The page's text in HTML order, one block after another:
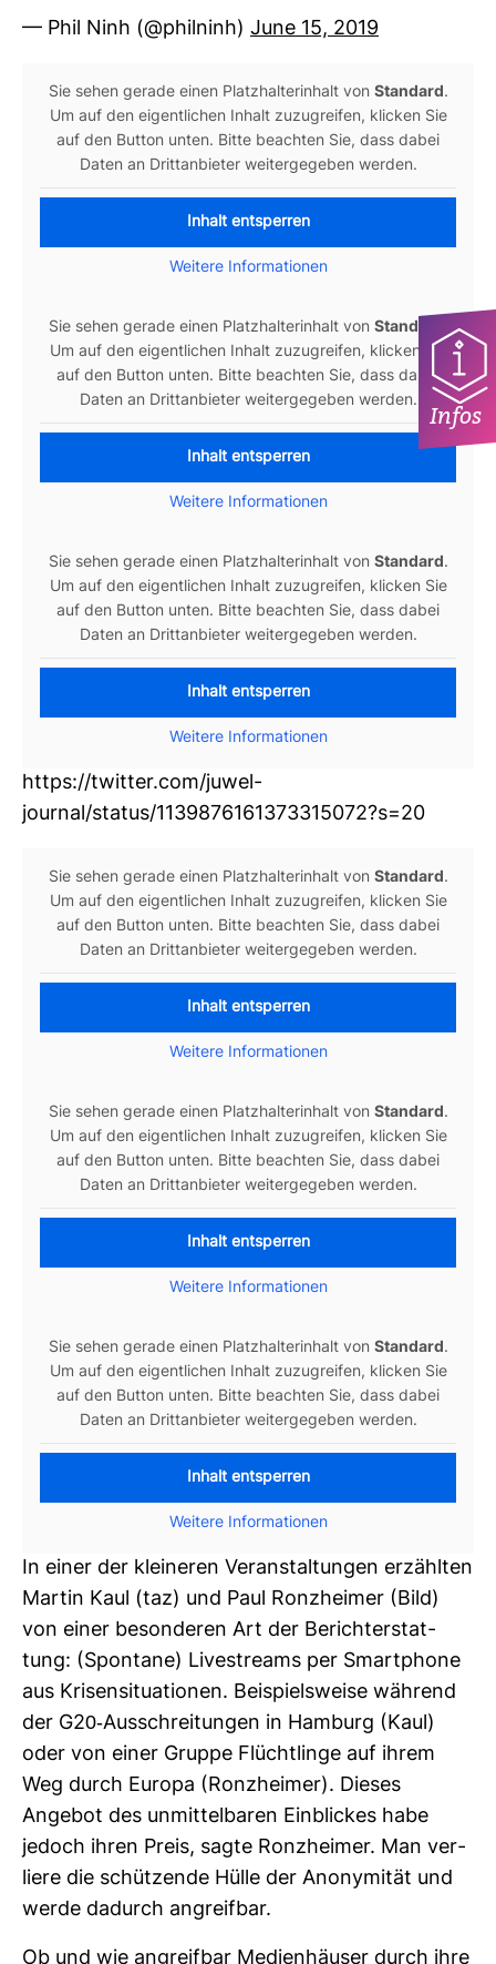
— Phil Ninh (@philninh) June 15, 2019
Sie sehen gerade einen Platz­hal­ter­in­halt von Stan­dard .
Um auf den eigent­li­chen Inhalt zuzu­greifen, kli­cken Sie
auf den Button unten. Bitte beachten Sie, dass dabei
Daten an Dritt­an­bieter wei­ter­ge­geben werden.
Inhalt entsperren
Wei­tere Infor­ma­tionen
Sie sehen gerade einen Platz­hal­ter­in­halt von Stan­dard
Um auf den eigent­li­chen Inhalt zuzu­greifen, kli­cken Sie
auf den Button unten. Bitte beachten Sie, dass dabei
Daten an Dritt­an­bieter wei­ter­ge­geben werden.
Inhalt entsperren
Wei­tere Infor­ma­tionen
Sie sehen gerade einen Platz­hal­ter­in­halt von Stan­dard .
Um auf den eigent­li­chen Inhalt zuzu­greifen, kli­cken Sie
auf den Button unten. Bitte beachten Sie, dass dabei
Daten an Dritt­an­bieter wei­ter­ge­geben werden.
Inhalt entsperren
Wei­tere Infor­ma­tionen
https://twitter.com/juwel­
journal/status/1139876161373315072?s=20
Sie sehen gerade einen Platz­hal­ter­in­halt von Stan­dard .
Um auf den eigent­li­chen Inhalt zuzu­greifen, kli­cken Sie
auf den Button unten. Bitte beachten Sie, dass dabei
Daten an Dritt­an­bieter wei­ter­ge­geben werden.
Inhalt entsperren
Wei­tere Infor­ma­tionen
Sie sehen gerade einen Platz­hal­ter­in­halt von Stan­dard .
Um auf den eigent­li­chen Inhalt zuzu­greifen, kli­cken Sie
auf den Button unten. Bitte beachten Sie, dass dabei
Daten an Dritt­an­bieter wei­ter­ge­geben werden.
Inhalt entsperren
Wei­tere Infor­ma­tionen
Sie sehen gerade einen Platz­hal­ter­in­halt von Stan­dard .
Um auf den eigent­li­chen Inhalt zuzu­greifen, kli­cken Sie
auf den Button unten. Bitte beachten Sie, dass dabei
Daten an Dritt­an­bieter wei­ter­ge­geben werden.
Inhalt entsperren
Wei­tere Infor­ma­tionen
In einer der klei­neren Ver­an­stal­tungen erzählten
Martin Kaul (taz) und Paul Ron­zheimer (Bild)
von einer beson­deren Art der Bericht­erstat­
tung: (Spon­tane) Live­streams per Smart­phone
aus Kri­sen­si­tua­tionen. Bei­spiels­weise wäh­rend
der G20-​Aus­schrei­tungen in Ham­burg (Kaul)
oder von einer Gruppe Flücht­linge auf ihrem
Weg durch Europa (Ron­zheimer). Dieses
Angebot des unmit­tel­baren Ein­bli­ckes habe
jedoch ihren Preis, sagte Ron­zheimer. Man ver­
liere die schüt­zende Hülle der Anony­mität und
werde dadurch angreifbar.
Ob und wie angreifbar Medi­en­häuser durch ihre
Infos